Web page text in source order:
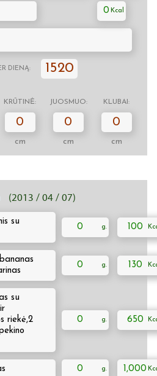
0
DIENĄ: 1520
KRŪTINĖ: JUOSMUO: KLUBAI:
0
cm
0
cm
0
cm
(2013 / 04 / 07)
su
0 100
0 130
su
riekė,2
0 650
0 1,000